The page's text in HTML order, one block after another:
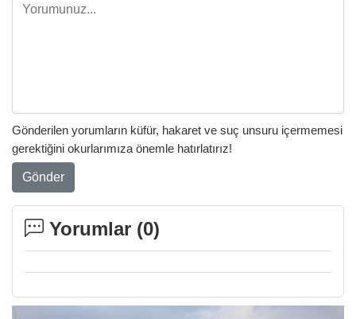
Gönderilen yorumların küfür, hakaret ve suç unsuru içermemesi
gerektiğini okurlarımıza önemle hatırlatırız!
Gönder
Yorumlar (0)